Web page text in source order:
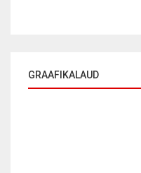
GRAAFIKALAUD